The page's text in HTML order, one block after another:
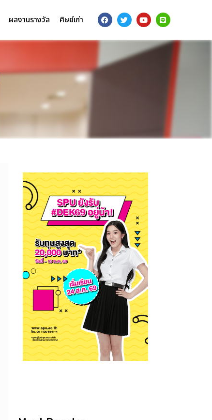
ผลงานรางวัล ศิษย์เก่า